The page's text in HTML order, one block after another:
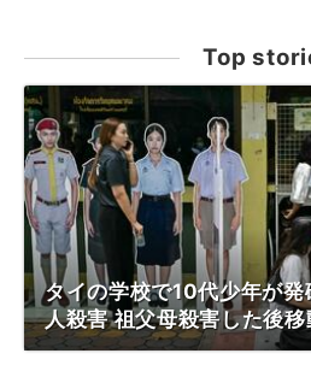
Top
タイの学校で10代少年が
人殺害 祖父母殺害した後移